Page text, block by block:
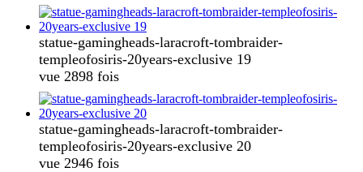
statue-gamingheads-laracroft-tombraider-
templeofosiris-20years-exclusive 19
vue 2898 fois
statue-gamingheads-laracroft-tombraider-
templeofosiris-20years-exclusive 20
vue 2946 fois